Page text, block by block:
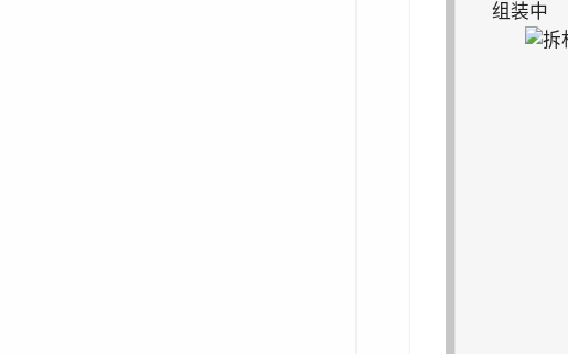
组装中